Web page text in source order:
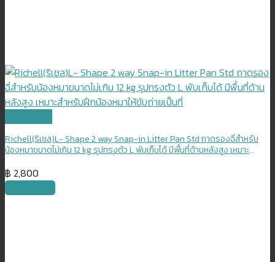
Richell(ริเชล)L- Shape 2 way Snap-in Litter Pan Std ถาดรองฉี่สำหรับ
น้องหมาขนาดไม่เกิน 12 kg รุปทรงตัว L พับเก็บได้ มีพื้นที่ด้านหลังสูง เหมาะ
฿ 2,800
หยิบใส่ตะกร้า